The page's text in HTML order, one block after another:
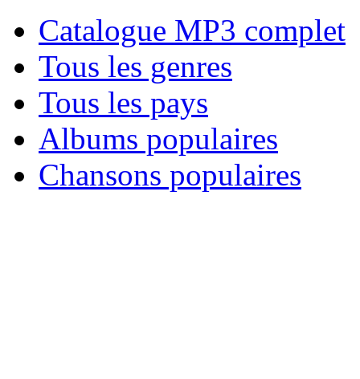
Catalogue MP3 complet
Tous les genres
Tous les pays
Albums populaires
Chansons populaires